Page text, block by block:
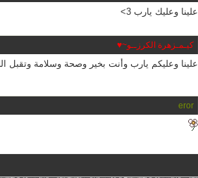
علينا وعليك يارب 3>
كيـمـزهرة الكرزــو~♥
علينا وعليكم يارب وأنت بخير وصحة وسلامة وتقبل
eror